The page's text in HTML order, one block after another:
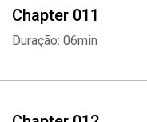
Chapter 011
Duração: 06min